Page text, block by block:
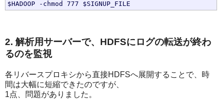
2. 解析用サーバーで、HDFSにログの転送が終わ
るのを監視
各リバースプロキシから直接HDFSへ展開することで、時
間は大幅に短縮できたのですが、
1点、問題がありました。